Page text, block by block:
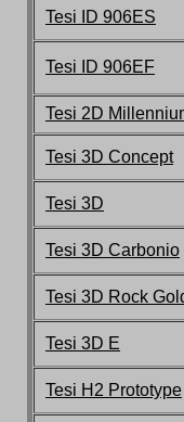
Tesi ID 906ES
Tesi ID 906EF
Tesi 2D
Tesi 3D Concept
Tesi 3D
Tesi 3D Carbonio
Tesi 3D Rock
Tesi 3D E
Tesi H2 Prototype